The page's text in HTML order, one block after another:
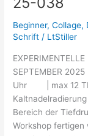
Beginner,Collage,
Schrift / LtStiller
SEPTEMBER
Uhr | max 12 TN
Bereich der
Workshop fertigen